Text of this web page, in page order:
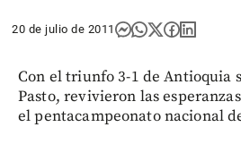
20 de julio de 2011
Con el triunfo 3-1 de Antioquia
Pasto, revivieron las
el pentacampeonato nacional